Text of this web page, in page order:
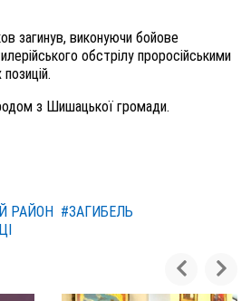
загинув, виконуючи бойове
обстрілу проросійськими
.
з Шишацької громади.
РАЙОН #ЗАГИБЕЛЬ